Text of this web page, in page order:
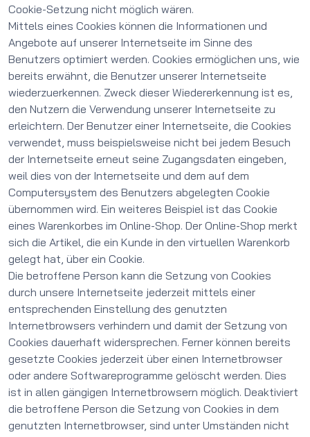
Cookie-Setzung nicht möglich wären.
Mittels eines Cookies können die Informationen und
Angebote auf unserer Internetseite im Sinne des
Benutzers optimiert werden. Cookies ermöglichen uns, wie
bereits erwähnt, die Benutzer unserer Internetseite
wiederzuerkennen. Zweck dieser Wiedererkennung ist es,
den Nutzern die Verwendung unserer Internetseite zu
erleichtern. Der Benutzer einer Internetseite, die Cookies
verwendet, muss beispielsweise nicht bei jedem Besuch
der Internetseite erneut seine Zugangsdaten eingeben,
weil dies von der Internetseite und dem auf dem
Computersystem des Benutzers abgelegten Cookie
übernommen wird. Ein weiteres Beispiel ist das Cookie
eines Warenkorbes im Online-Shop. Der Online-Shop merkt
sich die Artikel, die ein Kunde in den virtuellen Warenkorb
gelegt hat, über ein Cookie.
Die betroffene Person kann die Setzung von Cookies
durch unsere Internetseite jederzeit mittels einer
entsprechenden Einstellung des genutzten
Internetbrowsers verhindern und damit der Setzung von
Cookies dauerhaft widersprechen. Ferner können bereits
gesetzte Cookies jederzeit über einen Internetbrowser
oder andere Softwareprogramme gelöscht werden. Dies
ist in allen gängigen Internetbrowsern möglich. Deaktiviert
die betroffene Person die Setzung von Cookies in dem
genutzten Internetbrowser, sind unter Umständen nicht